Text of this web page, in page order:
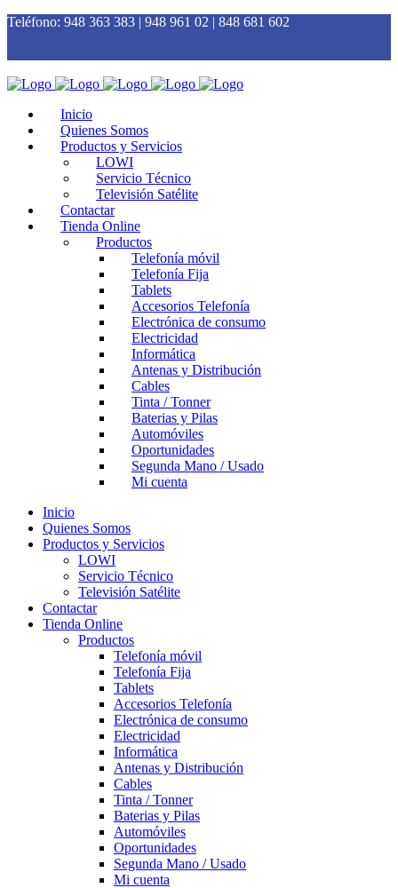
Teléfono: 948 363 383 | 948 961 02 | 848 681 602
Inicio
Quienes Somos
Productos y Servicios
LOWI
Servicio Técnico
Televisión Satélite
Contactar
Tienda Online
Productos
Telefonía móvil
Telefonía Fija
Tablets
Accesorios Telefonía
Electrónica de consumo
Electricidad
Informática
Antenas y Distribución
Cables
Tinta / Tonner
Baterias y Pilas
Automóviles
Oportunidades
Segunda Mano / Usado
Mi cuenta
Inicio
Quienes Somos
Productos y Servicios
LOWI
Servicio Técnico
Televisión Satélite
Contactar
Tienda Online
Productos
Telefonía móvil
Telefonía Fija
Tablets
Accesorios Telefonía
Electrónica de consumo
Electricidad
Informática
Antenas y Distribución
Cables
Tinta / Tonner
Baterias y Pilas
Automóviles
Oportunidades
Segunda Mano / Usado
Mi cuenta